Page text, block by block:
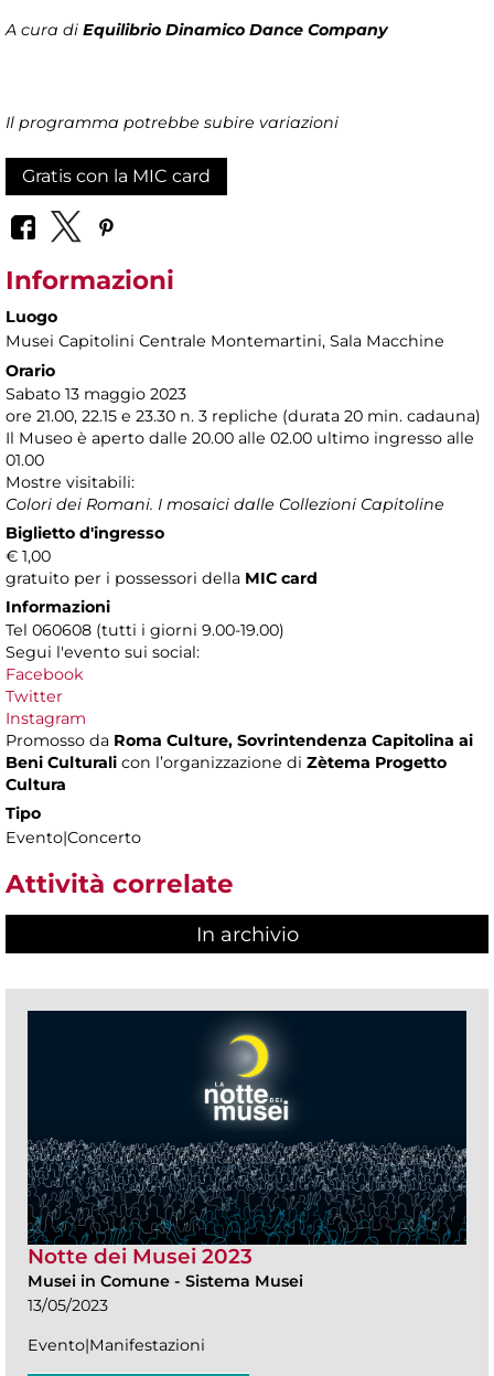
A cura di Equilibrio Dinamico Dance Company
Il programma potrebbe subire variazioni
Gratis con la MIC card
Informazioni
Luogo
Musei Capitolini Centrale Montemartini, Sala Macchine
Orario
Sabato 13 maggio 2023
ore 21.00, 22.15 e 23.30 n. 3 repliche (durata 20 min. cadauna)
Il Museo è aperto dalle 20.00 alle 02.00 ultimo ingresso alle
01.00
Mostre visitabili:
Colori dei Romani. I mosaici dalle Collezioni Capitoline
Biglietto d'ingresso
€ 1,00
gratuito per i possessori della MIC card
Informazioni
Tel 060608 (tutti i giorni 9.00-19.00)
Segui l'evento sui social:
Facebook
Twitter
Instagram
Promosso da Roma Culture, Sovrintendenza Capitolina ai
Beni Culturali con l’organizzazione di Zètema Progetto
Cultura
Tipo
Evento|Concerto
Attività correlate
In archivio
Notte dei Musei 2023
Musei in Comune - Sistema Musei
13/05/2023
Evento|Manifestazioni